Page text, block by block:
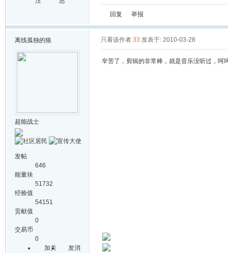
回复 举报
离线孤独的狼
超能战士
发帖
646
能量块
51732
经验值
54151
贡献值
0
交易币
0
加关
发消
只看该作者 33 发表于: 2010-03-28
辛苦了，剪辑的非常棒，就是音乐没听过，呵